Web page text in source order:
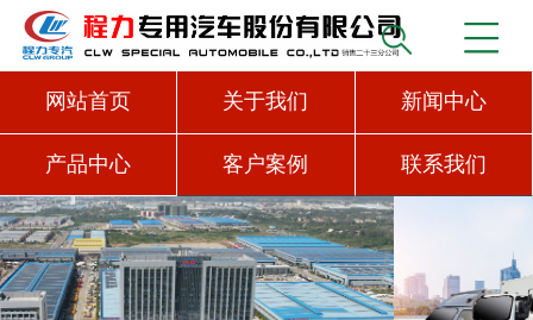
网站首页 关于我们 新闻中心
产品中心 客户案例 联系我们